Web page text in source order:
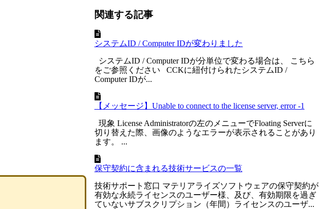
関連する記事
システムID / Computer IDが変わりました
システムID / Computer IDが分単位で変わる場合は、 こちら
をご参照ください CCKに紐付けられたシステムID /
Computer IDが...
【メッセージ】Unable to connect to the license server, error -1
現象 License Administratorの左のメニューでFloating Serverに
切り替えた際、画像のようなエラーが表示されることがあり
ます。 ...
保守契約に含まれる技術サービスの一覧
技術サポート窓口 マテリアライズソフトウェアの保守契約が
有効な永続ライセンスのユーザー様、及び、有効期限を過ぎ
ていないサブスクリプション（年間）ライセンスのユーザ...